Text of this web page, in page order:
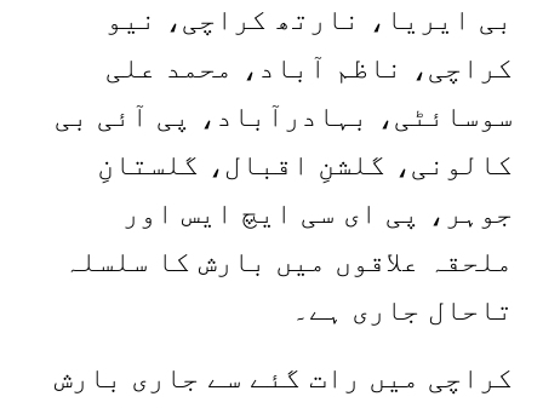
بی ایریا، نارتھ کراچی، نیو
کراچی، ناظم آباد، محمد علی
سوسائٹی، بہادرآباد، پی آئی بی
کالونی، گلشنِ اقبال، گلستانِ
جوہر، پی ای سی ایچ ایس اور
ملحقہ علاقوں میں بارش کا سلسلہ
تاحال جاری ہے۔
کراچی میں رات گئے سے جاری بارش